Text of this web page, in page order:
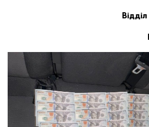
Відділ